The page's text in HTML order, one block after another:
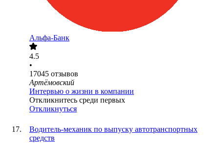
Альфа-Банк
4.5
•
17045 отзывов
Артёмовский
Интервью о жизни в компании
Откликнитесь среди первых
Откликнуться
Водитель-механик по выпуску автотранспортных
средств